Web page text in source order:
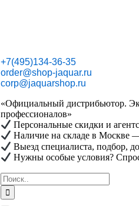
+7(495)134-36-35
order@shop-jaquar.ru
corp@jaquarshop.ru
«Официальный дистрибьютор.
профессионалов»
Персональные скидки и
Наличие на складе в Москве
Выезд специалиста, подбор,
Нужны особые условия?
Результат
поиска: